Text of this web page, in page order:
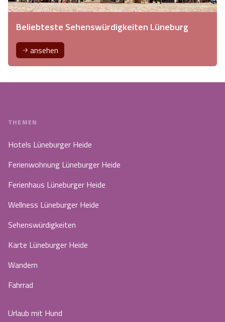
Beliebteste Sehenswürdigkeiten Lüneburg
ansehen
THEMEN
Hotels Lüneburger Heide
Ferienwohnung Lüneburger Heide
Ferienhaus Lüneburger Heide
Wellness Lüneburger Heide
Sehenswürdigkeiten
Karte Lüneburger Heide
Wandern
Fahrrad
Urlaub mit Hund